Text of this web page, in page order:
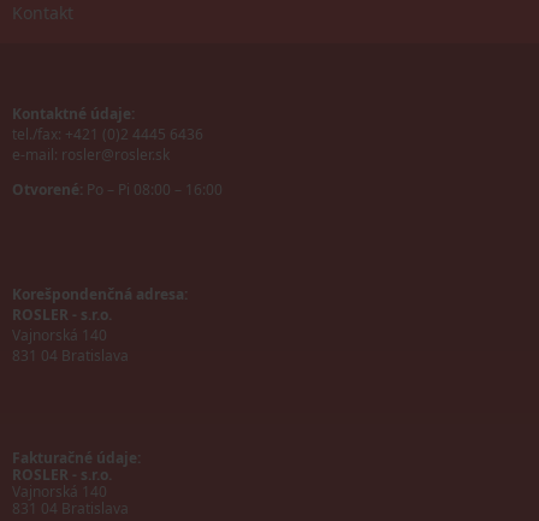
Kontakt
Kontaktné údaje:
tel./fax: +421 (0)2 4445 6436
e-mail: rosler@rosler.sk
Otvorené: Po – Pi 08:00 – 16:00
Korešpondenčná adresa:
ROSLER - s.r.o.
Vajnorská 140
831 04 Bratislava
Fakturačné údaje:
ROSLER - s.r.o.
Vajnorská 140
831 04 Bratislava